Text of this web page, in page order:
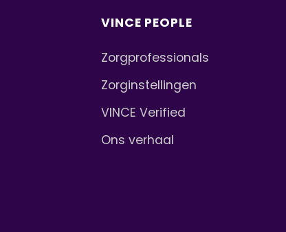
VINCE PEOPLE
Zorgprofessionals
Zorginstellingen
VINCE Verified
Ons verhaal